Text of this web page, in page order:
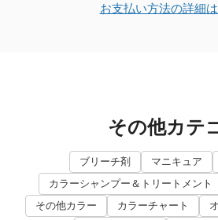
お支払い方法の詳細
その他カテ
ブリーチ剤 マニキュア
カラーシャンプー＆トリートメント
その他カラー
カラーチャート